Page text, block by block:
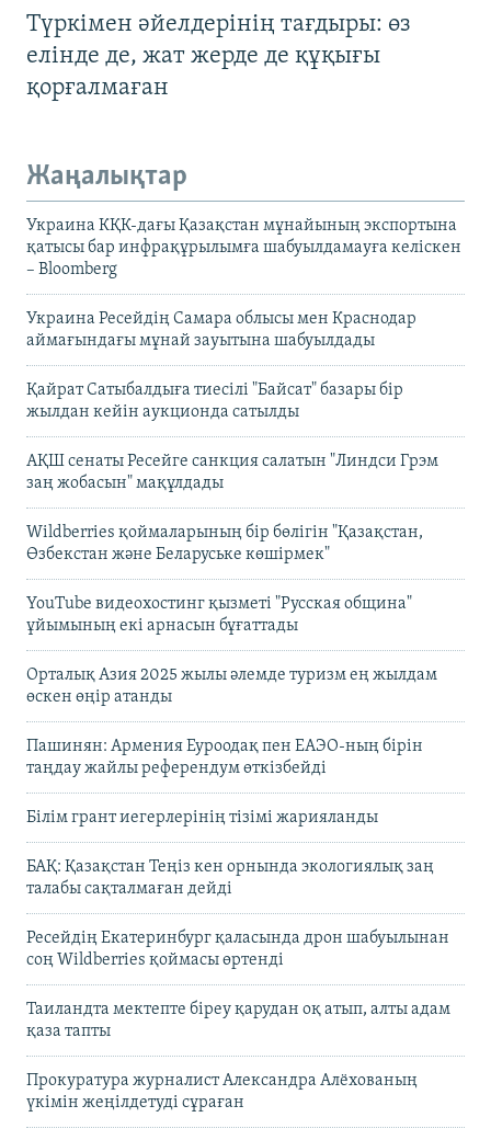
Түркімен әйелдерінің тағдыры: өз
елінде де, жат жерде де құқығы
қорғалмаған
Жаңалықтар
Украина КҚК-дағы Қазақстан мұнайының экспортына
қатысы бар инфрақұрылымға шабуылдамауға келіскен
– Bloomberg
Украина Ресейдің Самара облысы мен Краснодар
аймағындағы мұнай зауытына шабуылдады
Қайрат Сатыбалдыға тиесілі "Байсат" базары бір
жылдан кейін аукционда сатылды
АҚШ сенаты Ресейге санкция салатын "Линдси Грэм
заң жобасын" мақұлдады
Wildberries қоймаларының бір бөлігін "Қазақстан,
Өзбекстан және Беларуське көшірмек"
YouTube видеохостинг қызметі "Русская община"
ұйымының екі арнасын бұғаттады
Орталық Азия 2025 жылы әлемде туризм ең жылдам
өскен өңір атанды
Пашинян: Армения Еуроодақ пен ЕАЭО-ның бірін
таңдау жайлы референдум өткізбейді
Білім грант иегерлерінің тізімі жарияланды
БАҚ: Қазақстан Теңіз кен орнында экологиялық заң
талабы сақталмаған дейді
Ресейдің Екатеринбург қаласында дрон шабуылынан
соң Wildberries қоймасы өртенді
Таиландта мектепте біреу қарудан оқ атып, алты адам
қаза тапты
Прокуратура журналист Александра Алёхованың
үкімін жеңілдетуді сұраған